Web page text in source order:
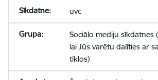
uvc
Sociālo mediju sīkdatnes
lai Jūs varētu dalīties ar
tīklos)